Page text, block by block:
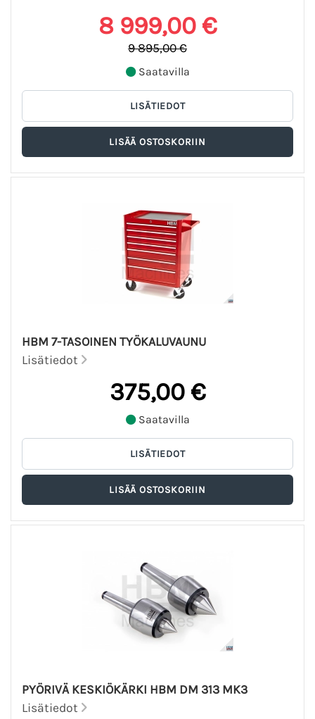
8 999,00 €
9 895,00 €
Saatavilla
HBM 7-TASOINEN TYÖKALUVAUNU
Lisätiedot
375,00 €
Saatavilla
PYÖRIVÄ KESKIÖKÄRKI HBM DM 313 MK3
Lisätiedot